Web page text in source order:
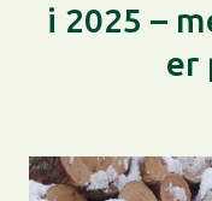
i 2025 –
er